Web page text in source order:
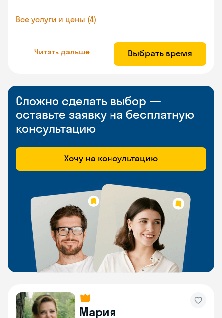
Все услуги и цены (4)
Читать дальше Выбрать время
Сложно сделать выбор —
оставьте заявку на бесплатную
консультацию
Хочу на консультацию
Мария